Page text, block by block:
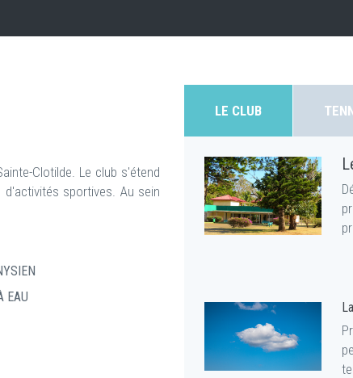
Clotilde. Le club s'étend
sportives. Au sein
EAU
LE CLUB